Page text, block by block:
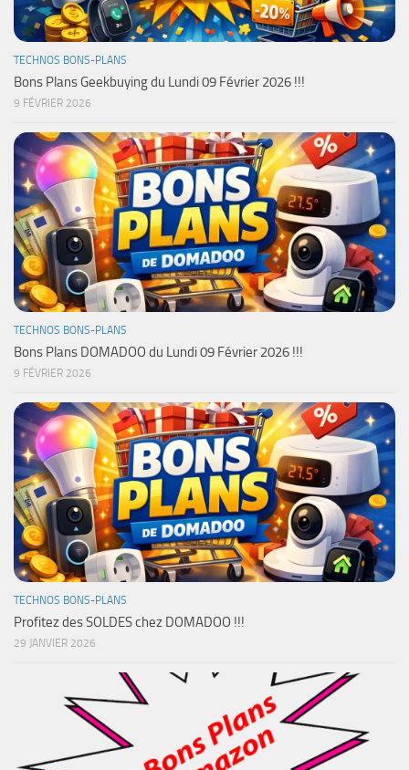
TECHNOS BONS-PLANS
Bons Plans Geekbuying du Lundi 09 Février 2026 !!!
9 FÉVRIER 2026
TECHNOS BONS-PLANS
Bons Plans DOMADOO du Lundi 09 Février 2026 !!!
9 FÉVRIER 2026
TECHNOS BONS-PLANS
Profitez des SOLDES chez DOMADOO !!!
29 JANVIER 2026